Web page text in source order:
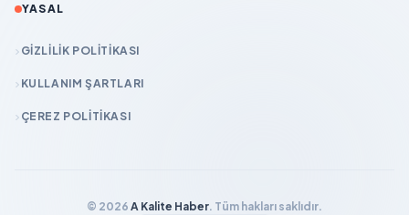
YASAL
GIZLILIK POLITIKASI
KULLANIM ŞARTLARI
ÇEREZ POLITIKASI
© 2026 A Kalite Haber. Tüm hakları saklıdır.